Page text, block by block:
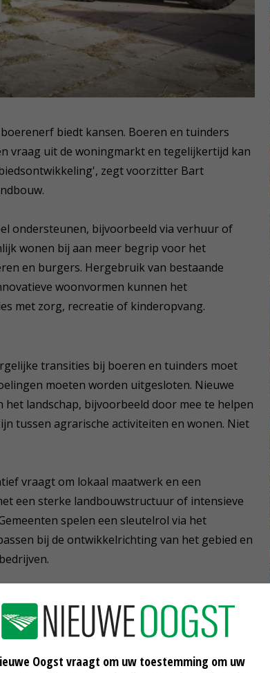
biedt kansen. Boeren en tuinders
vraag uit de woningmarkt en tegelijkertijd kan
zegt voorzitter Bart
ondersteunen, bijvoorbeeld via verhuur of
wonen bij aan meer begrip voor het
en burgers. Hergebruik van bestaande
woonvormen kunnen het
met zorg, recreatie of kinderopvang.
transities bij boeren en tuinders moet
moeten worden uitgesloten. Nieuwe
landschap, bijvoorbeeld door mee te helpen
tussen agrarische activiteiten en wonen. Niet
vraagt om lokaal maatwerk en een
een sterke landbouwstructuur of intensieve
spelen een sleutelrol via het
bij de ontwikkelrichting van het gebied en
is er wonen in de kernrandzone. Hiermee
van dorpen of steden, vaak met
ruimte voor agrarische bedrijfswoningen
met het erf en het landschap. Tot slot
Oogst vraagt om uw toestemming om uw